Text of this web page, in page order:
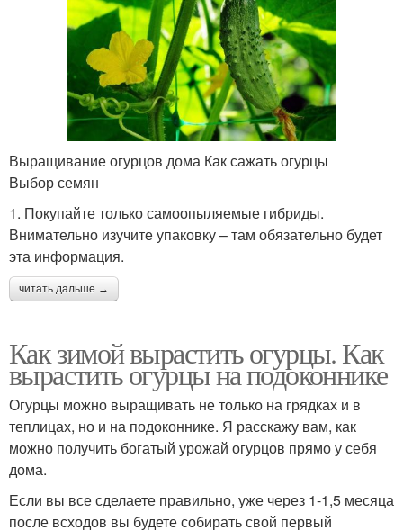
Выращивание огурцов дома Как сажать огурцы
Выбор семян
1. Покупайте только самоопыляемые гибриды.
Внимательно изучите упаковку – там обязательно будет
эта информация.
читать дальше →
Как зимой вырастить огурцы. Как
вырастить огурцы на подоконнике
Огурцы можно выращивать не только на грядках и в
теплицах, но и на подоконнике. Я расскажу вам, как
можно получить богатый урожай огурцов прямо у себя
дома.
Если вы все сделаете правильно, уже через 1-1,5 месяца
после всходов вы будете собирать свой первый